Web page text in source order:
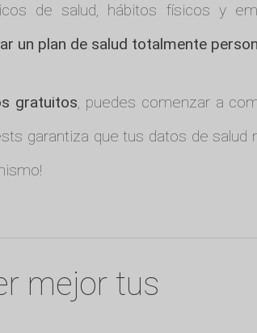
de salud, hábitos físicos y
un plan de salud totalmente
gratuitos, puedes comenzar a
garantiza que tus datos de
mejor tus